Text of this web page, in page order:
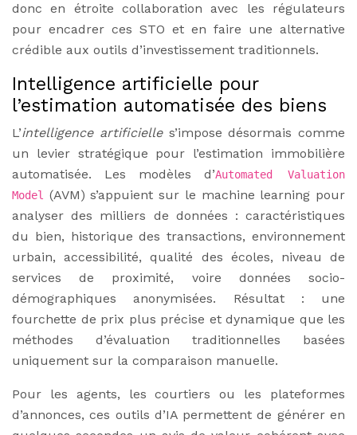
donc en étroite collaboration avec les régulateurs
pour encadrer ces STO et en faire une alternative
crédible aux outils d’investissement traditionnels.
Intelligence artificielle pour
l’estimation automatisée des biens
L’intelligence artificielles’impose désormais comme
un levier stratégique pour l’estimation immobilière
automatisée. Les modèles d’Automated Valuation
Model
(AVM) s’appuient sur le machine learning pour
analyser des milliers de données : caractéristiques
du bien, historique des transactions, environnement
urbain, accessibilité, qualité des écoles, niveau de
services de proximité, voire données socio-
démographiques anonymisées. Résultat : une
fourchette de prix plus précise et dynamique que les
méthodes d’évaluation traditionnelles basées
uniquement sur la comparaison manuelle.
Pour les agents, les courtiers ou les plateformes
d’annonces, ces outils d’IA permettent de générer en